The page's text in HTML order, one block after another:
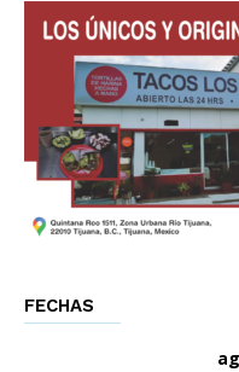
FECHAS